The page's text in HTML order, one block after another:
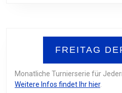
FREITAG
Monatliche Turnierserie für
Weitere Infos findet Ihr hier.